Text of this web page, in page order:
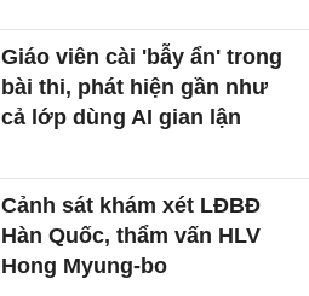
Giáo viên cài 'bẫy ẩn' trong
bài thi, phát hiện gần như
cả lớp dùng AI gian lận
Cảnh sát khám xét LĐBĐ
Hàn Quốc, thẩm vấn HLV
Hong Myung-bo